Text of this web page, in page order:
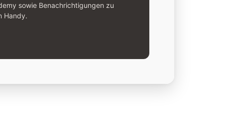
sowie Benachrichtigungen zu
Handy.